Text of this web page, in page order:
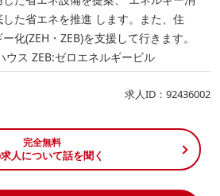
た省エネを推進 します。また、住
化(ZEH・ZEB)を支援して行きます。
ス ZEB:ゼロエネルギービル
求人ID：92436002
完全無料
人について話を聞く